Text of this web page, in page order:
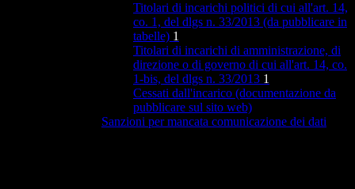
Titolari di incarichi politici di cui all'art. 14,
co. 1, del dlgs n. 33/2013 (da pubblicare in
tabelle) 1
Titolari di incarichi di amministrazione, di
direzione o di governo di cui all'art. 14, co.
1-bis, del dlgs n. 33/2013 1
Cessati dall'incarico (documentazione da
pubblicare sul sito web)
Sanzioni per mancata comunicazione dei dati